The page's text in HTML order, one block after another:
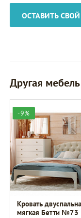
ОСТАВИТЬ
Другая
-9%
Кровать
мягкая Бетти №73